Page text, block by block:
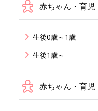
赤ちゃん・育児
生後0歳～1歳
生後1歳～
赤ちゃん・育児